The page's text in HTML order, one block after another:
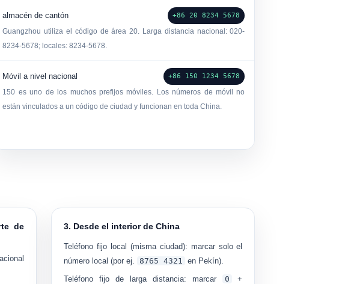
almacén de cantón +86 20 8234 5678
Guangzhou utiliza el código de área 20. Larga distancia nacional: 020-
8234-5678; locales: 8234-5678.
Móvil a nivel nacional +86 150 1234 5678
150 es uno de los muchos prefijos móviles. Los números de móvil no
están vinculados a un código de ciudad y funcionan en toda China.
de
3. Desde el interior de China
Teléfono fijo local (misma ciudad): marcar solo el
número local (por ej.
8765 4321 en Pekín).
Teléfono fijo de larga distancia: marcar 0
+